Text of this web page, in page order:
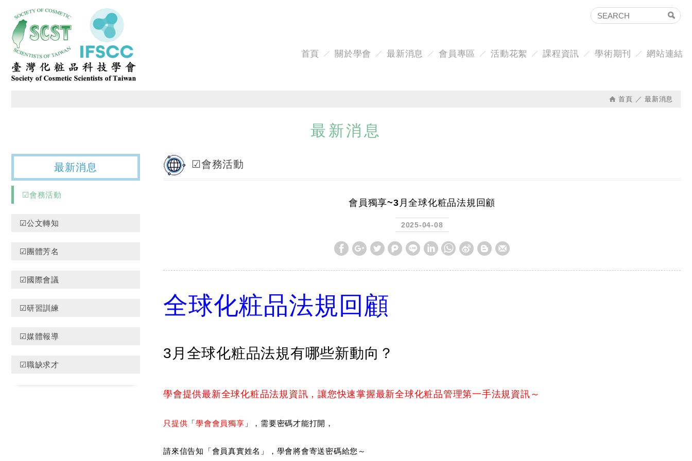
首頁 關於學會 最新消息 會員專區 活動花絮 課程資訊 學術期刊 網站連結
首頁 最新消息
最新消息
最新消息
☑會務活動
☑公文轉知
☑團體芳名
☑國際會議
☑研習訓練
☑媒體報導
☑職缺求才
☑會務活動
會員獨享~3月全球化粧品法規回顧
2025-04-08
全球化粧品法規回顧
3月全球化粧品法規有哪些新動向？
學會提供最新全球化粧品法規資訊，讓您快速掌握最新全球化粧品管理第一手法規資訊～
只提供 「學會會員獨享 」，需要密碼才能打開，
請來信告知「會員真實姓名」，學會將會寄送密碼給您～